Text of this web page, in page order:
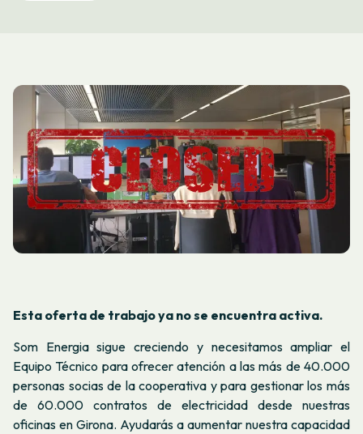
Esta oferta de trabajo ya no se encuentra activa.
Som Energia sigue creciendo y necesitamos ampliar el
Equipo Técnico para ofrecer atención a las más de 40.000
personas socias de la cooperativa y para gestionar los más
de 60.000 contratos de electricidad desde nuestras
oficinas en Girona. Ayudarás a aumentar nuestra capacidad